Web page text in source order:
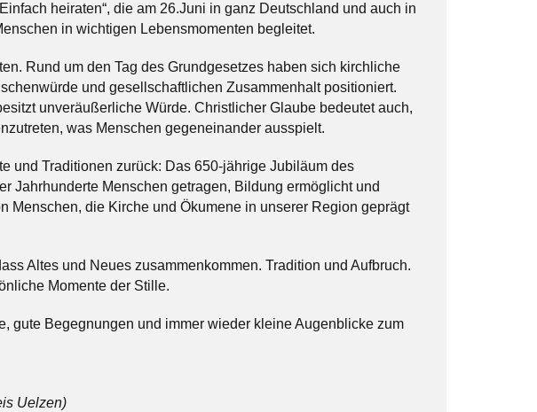
heiraten“, die am 26.Juni in ganz Deutschland und auch in
in wichtigen Lebensmomenten begleitet.
Rund um den Tag des Grundgesetzes haben sich kirchliche
und gesellschaftlichen Zusammenhalt positioniert.
unveräußerliche Würde. Christlicher Glaube bedeutet auch,
was Menschen gegeneinander ausspielt.
und Traditionen zurück: Das 650-jährige Jubiläum des
Jahrhunderte Menschen getragen, Bildung ermöglicht und
Menschen, die Kirche und Ökumene in unserer Region geprägt
Altes und Neues zusammenkommen. Tradition und Aufbruch.
Momente der Stille.
gute Begegnungen und immer wieder kleine Augenblicke zum
Uelzen)